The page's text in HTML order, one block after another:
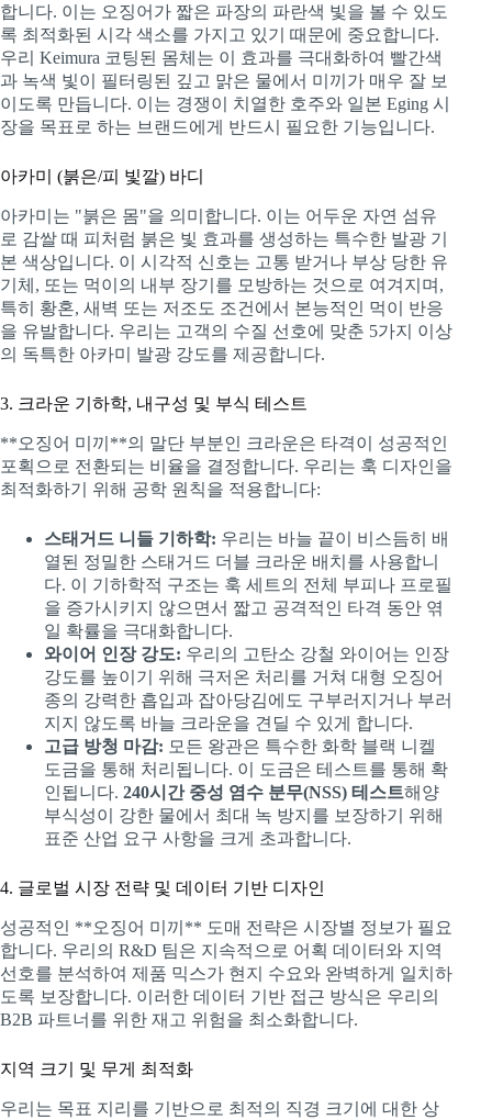
합니다. 이는 오징어가 짧은 파장의 파란색 빛을 볼 수 있도
록 최적화된 시각 색소를 가지고 있기 때문에 중요합니다.
우리 Keimura 코팅된 몸체는 이 효과를 극대화하여 빨간색
과 녹색 빛이 필터링된 깊고 맑은 물에서 미끼가 매우 잘 보
이도록 만듭니다. 이는 경쟁이 치열한 호주와 일본 Eging 시
장을 목표로 하는 브랜드에게 반드시 필요한 기능입니다.
아카미 (붉은/피 빛깔) 바디
아카미는 "붉은 몸"을 의미합니다. 이는 어두운 자연 섬유
로 감쌀 때 피처럼 붉은 빛 효과를 생성하는 특수한 발광 기
본 색상입니다. 이 시각적 신호는 고통 받거나 부상 당한 유
기체, 또는 먹이의 내부 장기를 모방하는 것으로 여겨지며,
특히 황혼, 새벽 또는 저조도 조건에서 본능적인 먹이 반응
을 유발합니다. 우리는 고객의 수질 선호에 맞춘 5가지 이상
의 독특한 아카미 발광 강도를 제공합니다.
3. 크라운 기하학, 내구성 및 부식 테스트
**오징어 미끼**의 말단 부분인 크라운은 타격이 성공적인
포획으로 전환되는 비율을 결정합니다. 우리는 훅 디자인을
최적화하기 위해 공학 원칙을 적용합니다:
스태거드 니들 기하학: 우리는 바늘 끝이 비스듬히 배
열된 정밀한 스태거드 더블 크라운 배치를 사용합니
다. 이 기하학적 구조는 훅 세트의 전체 부피나 프로필
을 증가시키지 않으면서 짧고 공격적인 타격 동안 엮
일 확률을 극대화합니다.
와이어 인장 강도: 우리의 고탄소 강철 와이어는 인장
강도를 높이기 위해 극저온 처리를 거쳐 대형 오징어
종의 강력한 흡입과 잡아당김에도 구부러지거나 부러
지지 않도록 바늘 크라운을 견딜 수 있게 합니다.
고급 방청 마감: 모든 왕관은 특수한 화학 블랙 니켈
도금을 통해 처리됩니다. 이 도금은 테스트를 통해 확
인됩니다. 240시간 중성 염수 분무(NSS) 테스트해양
부식성이 강한 물에서 최대 녹 방지를 보장하기 위해
표준 산업 요구 사항을 크게 초과합니다.
4. 글로벌 시장 전략 및 데이터 기반 디자인
성공적인 **오징어 미끼** 도매 전략은 시장별 정보가 필요
합니다. 우리의 R&D 팀은 지속적으로 어획 데이터와 지역
선호를 분석하여 제품 믹스가 현지 수요와 완벽하게 일치하
도록 보장합니다. 이러한 데이터 기반 접근 방식은 우리의
B2B 파트너를 위한 재고 위험을 최소화합니다.
지역 크기 및 무게 최적화
우리는 목표 지리를 기반으로 최적의 직경 크기에 대한 상